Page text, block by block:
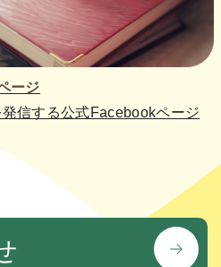
ージ
信する公式Facebookページ